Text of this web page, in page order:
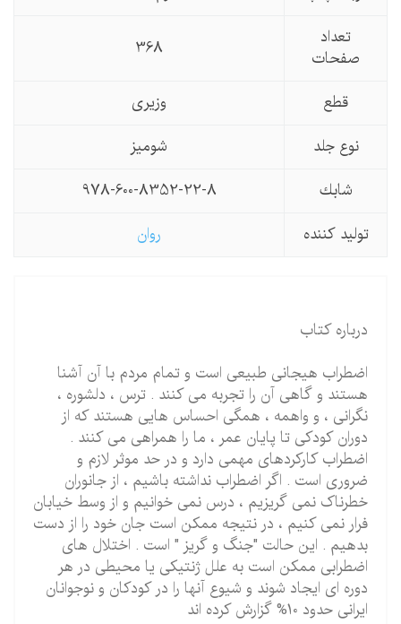
تعداد
صفحات
368
قطع
وزیری
نوع جلد
شومیز
شابك
978-600-8352-22-8
تولید كننده
درباره کتاب
اضطراب هیجانی طبیعی است و تمام مردم با آن آشنا
هستند و گاهی آن را تجربه می کنند . ترس ، دلشوره ،
نگرانی ، و واهمه ، همگی احساس هایی هستند که از
دوران کودکی تا پایان عمر ، ما را همراهی می کنند .
اضطراب کارکردهای مهمی دارد و در حد موثر لازم و
ضروری است . اگر اضطراب نداشته باشیم ، از جانوران
خطرناک نمی گریزیم ، درس نمی خوانیم و از وسط خیابان
فرار نمی کنیم ، در نتیجه ممکن است جان خود را از دست
بدهیم . این حالت "جنگ و گریز " است . اختلال های
اضطرابی ممکن است به علل ژنتیکی یا محیطی در هر
دوره ای ایجاد شوند و شیوع آنها را در کودکان و نوجوانان
ایرانی حدود 10% گزارش کرده اند